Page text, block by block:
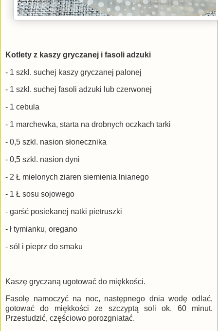
Kotlety z kaszy gryczanej i fasoli adzuki
- 1 szkl. suchej kaszy gryczanej palonej
- 1 szkl. suchej fasoli adzuki lub czerwonej
- 1 cebula
- 1 marchewka, starta na drobnych oczkach tarki
- 0,5 szkl. nasion słonecznika
- 0,5 szkl. nasion dyni
- 2 Ł mielonych ziaren siemienia lnianego
- 1 Ł sosu sojowego
- garść posiekanej natki pietruszki
- ł tymianku, oregano
- sól i pieprz do smaku
Kaszę gryczaną ugotować do miękkości.
Fasolę namoczyć na noc, następnego dnia wodę odlać,
gotować do miękkości ze szczyptą soli ok. 60 minut.
Przestudzić, częściowo porozgniatać.